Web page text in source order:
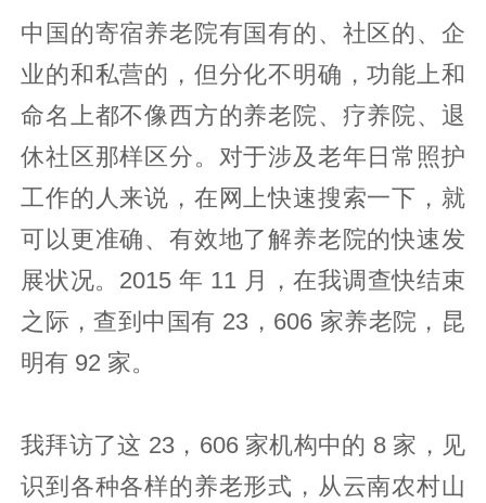
中国的寄宿养老院有国有的、社区的、企
业的和私营的，但分化不明确，功能上和
命名上都不像西方的养老院、疗养院、退
休社区那样区分。对于涉及老年日常照护
工作的人来说，在网上快速搜索一下，就
可以更准确、有效地了解养老院的快速发
展状况。2015 年 11 月，在我调查快结束
之际，查到中国有 23，606 家养老院，昆
明有 92 家。
我拜访了这 23，606 家机构中的 8 家，见
识到各种各样的养老形式，从云南农村山